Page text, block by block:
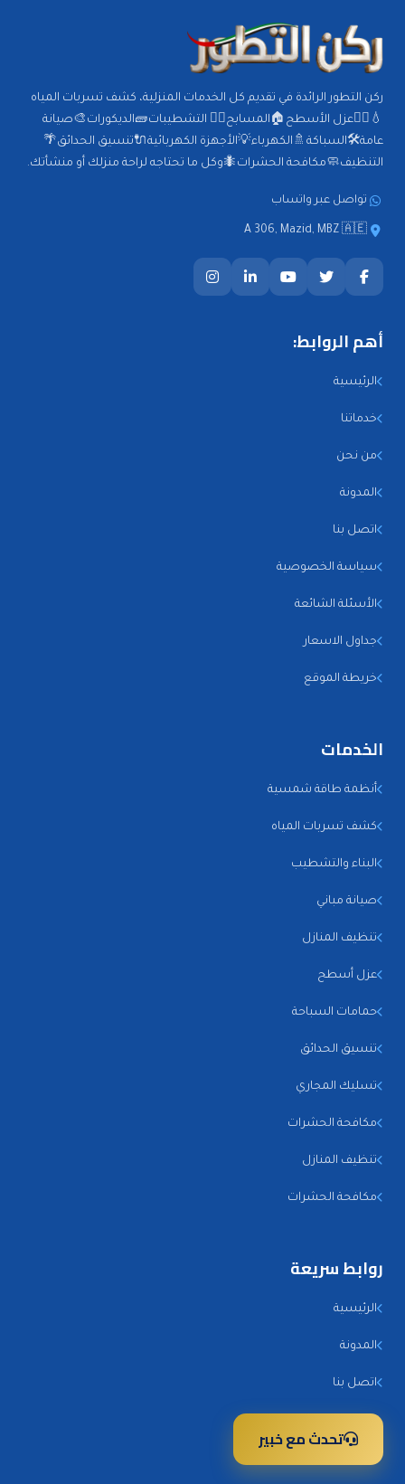
ركن التطور الرائدة في تقديم كل الخدمات المنزلية، كشف تسربات المياه
💧🕵️‍♂️عزل الأسطح🏠المسابح🏊‍♂️ التشطيبات🧱الديكورات🎨صيانة
عامة🛠️السباكة🚿الكهرباء💡الأجهزة الكهربائية🔌تنسيق الحدائق🌴
التنظيف🧼مكافحة الحشرات🐜وكل ما تحتاجه لراحة منزلك أو منشأتك.
تواصل عبر واتساب
A 306, Mazid, MBZ 🇦🇪
أهم الروابط:
الرئيسية
خدماتنا
من نحن
المدونة
اتصل بنا
سياسة الخصوصية
الأسئلة الشائعة
جداول الاسعار
خريطة الموقع
الخدمات
أنظمة طاقة شمسية
كشف تسربات المياه
البناء والتشطيب
صيانة مباني
تنظيف المنازل
عزل أسطح
حمامات السباحة
تنسيق الحدائق
تسليك المجاري
مكافحة الحشرات
تنظيف المنازل
مكافحة الحشرات
روابط سريعة
الرئيسية
المدونة
اتصل بنا
تحدث مع خبير